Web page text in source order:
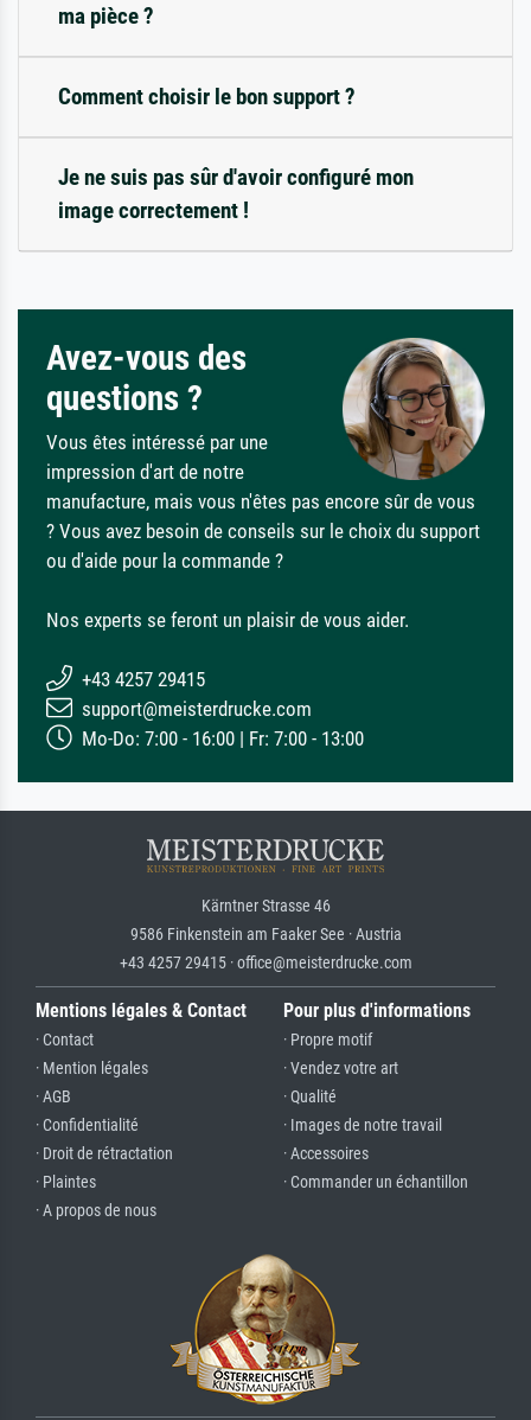
ma pièce ?
Comment choisir le bon support ?
Je ne suis pas sûr d'avoir configuré mon
image correctement !
Avez-vous des
questions ?
Vous êtes intéressé par une
impression d'art de notre
manufacture, mais vous n'êtes pas encore sûr de vous
? Vous avez besoin de conseils sur le choix du support
ou d'aide pour la commande ?
Nos experts se feront un plaisir de vous aider.
+43 4257 29415
support@meisterdrucke.com
Mo-Do: 7:00 - 16:00 | Fr: 7:00 - 13:00
Kärntner Strasse 46
9586 Finkenstein am Faaker See · Austria
+43 4257 29415 · office@meisterdrucke.com
Mentions légales & Contact
· Contact
· Mention légales
· AGB
· Confidentialité
· Droit de rétractation
· Plaintes
· A propos de nous
Pour plus d'informations
· Propre motif
· Vendez votre art
· Qualité
· Images de notre travail
· Accessoires
· Commander un échantillon